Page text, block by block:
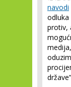
navodi
odluka
protiv,